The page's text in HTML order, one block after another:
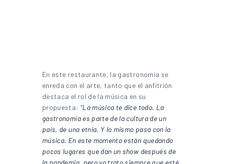
En este restaurante, la gastronomía se
enreda con el arte, tanto que el anfitrión
destaca el rol de la música en su
propuesta: “La música te dice todo. La
gastronomía es parte de la cultura de un
país, de una etnia. Y lo mismo pasa con la
música. En este momento están quedando
pocos lugares que dan un show después de
la pandemia, pero yo trato siempre que esté